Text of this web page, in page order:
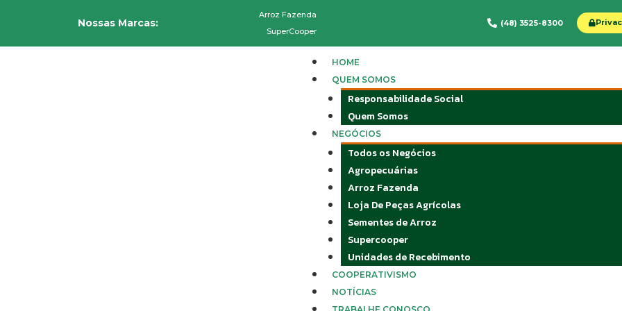
Nossas Marcas:
Arroz Fazenda
SuperCooper
(48) 3525-8300
HOME
QUEM SOMOS
Responsabilidade Social
Quem Somos
NEGÓCIOS
Todos os Negócios
Agropecuárias
Arroz Fazenda
Loja De Peças Agrícolas
Sementes de Arroz
Supercooper
Unidades de Recebimento
COOPERATIVISMO
NOTÍCIAS
Menu